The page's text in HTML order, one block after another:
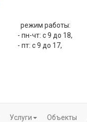
режим работы:
- пн-чт: с 9 до 18,
- пт: с 9 до 17,
Услуги Объекты